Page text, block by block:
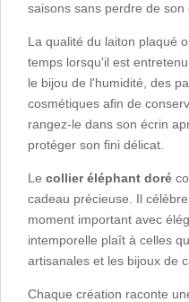
saisons sans perdre de son
La qualité du laiton plaqué
temps lorsqu'il est
le bijou de l'humidité, des
cosmétiques afin de
rangez-le dans son écrin
protéger son fini délicat.
Le collier éléphant doré
cadeau précieuse. Il
moment important avec
intemporelle plaît à celles
artisanales et les bijoux de
Chaque création raconte